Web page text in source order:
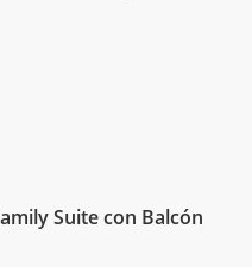
Suite con Balcón